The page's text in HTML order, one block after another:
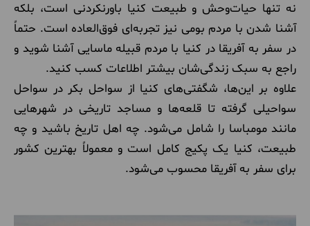
نه تنها حیات‌وحش و طبیعت کنیا باورنکردنی است، بلکه
آشنا شدن با مردم بومی نیز تجربه‌ای فوق‌العاده است. حتماً
در سفر به آفریقا در کنیا با مردم قبیله ماسایی آشنا شوید و
راجع به سبک زندگی‌شان بیشتر اطلاعات کسب کنید.
علاوه بر این‌ها، شگفتی‌های کنیا از سواحل بکر در سواحل
سواحیلی گرفته تا قلعه‌ها و مساجد تاریخی در شهرهایی
مانند مومباسا را شامل می‌شود. چه اهل تاریخ باشید و چه
طبیعت، کنیا یک پکیج کامل است و معمولاً بهترین کشور
برای سفر به آفریقا محسوب می‌شود.